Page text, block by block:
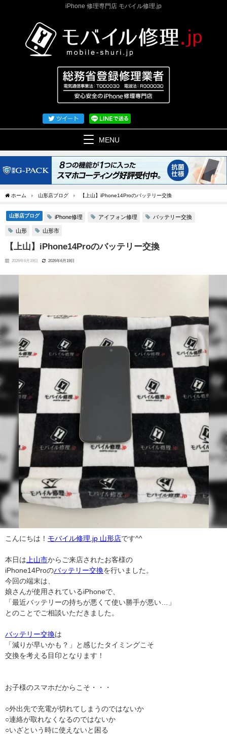
iPhone 修理専門店 モバイル修理.jp
MENU
ホーム 山形店ブログ 【上山】iPhone14Proのバッテリー交換
山形店ブログ iPhone修理 アイフォン修理 バッテリー交換
山形 山形市
【上山】iPhone14Proのバッテリー交換
2026年6月19日 2026年6月19日
こんにちは！ モバイル修理.jp 山形店です^^
本日は 上山市からご来店されたお客様の
iPhone14Proのバッテリー交換を行いました。
今回の端末は、
娘さんが使用されているiPhoneで、
「最近バッテリーの持ちが悪くて使い勝手が悪い…」
とのことでご相談いただきました。
バッテリー交換は
「減りが早いかも？」と感じたタイミングこそ
交換を考える目印となります！
お子様のスマホだからこそ・・・
○外出先で充電が切れてしまうのではないか
○連絡が取れなくなるのではないか
○いざという時に使えないと困る